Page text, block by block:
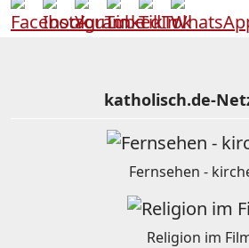
katholisch.de-
Fernsehen -
Religion im